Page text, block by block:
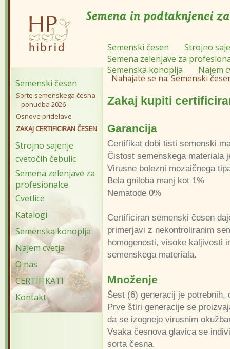
Nahajate se na:Semenski
Zakaj kupiti
Garancija
Certifikat dobi tisti semenski
Čistost semenskega materiala
Virusne bolezni mozaičnega
Bela gniloba manj kot 1%
Nematode 0%
Certificiran semenski česen
primerjavi z nekontroliranim
homogenosti, visoke kaljivosti
semenskega materiala.
Množenje
Šest (6) generacij je
Prve štiri generacije se
da se izognejo virusnim
Vsaka česnova glavica se
sorta česna.
Semenski česen
Sorte semenskega česna
– ponudba 2026
Osnove pridelave
ZAKAJ CERTIFICIRAN ČESEN
Strojno sajenje
cvetočih čebulic
Semena zelenjave za
profesionalce
Cvetlice
Katalogi
Semenska konoplja
Najem cvetja
O nas
CERTIFIKATI
Kontakt
Semenski česen
Strojno
Semena zelenjave za
Semenska konoplja
Najem